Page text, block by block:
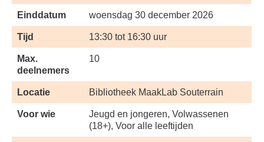
Einddatum woensdag 30 december 2026
Tijd 13:30 tot 16:30 uur
Max.
deelnemers
10
Locatie Bibliotheek MaakLab Souterrain
Voor wie
Jeugd en jongeren, Volwassenen
(18+), Voor alle leeftijden